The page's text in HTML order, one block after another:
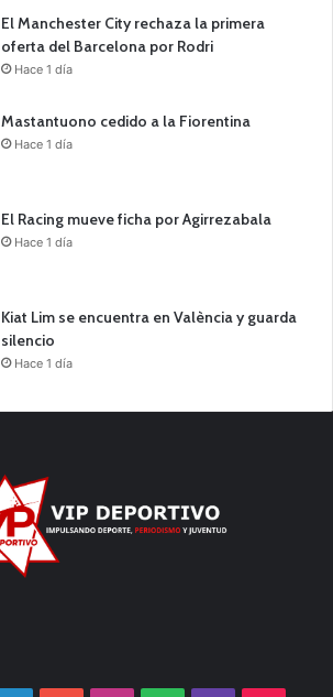
El Manchester City rechaza la primera
oferta del Barcelona por Rodri
Hace 1 día
Mastantuono cedido a la Fiorentina
Hace 1 día
El Racing mueve ficha por Agirrezabala
Hace 1 día
Kiat Lim se encuentra en València y guarda
silencio
Hace 1 día